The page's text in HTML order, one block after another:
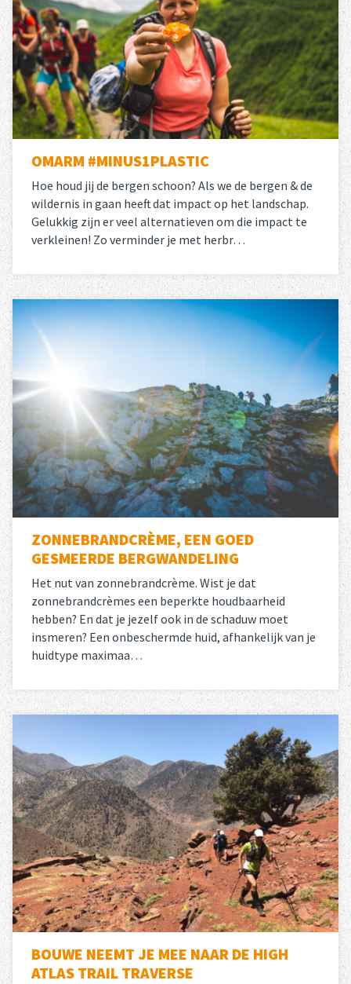
OMARM #MINUS1PLASTIC
Hoe houd jij de bergen schoon? Als we de bergen & de
wildernis in gaan heeft dat impact op het landschap.
Gelukkig zijn er veel alternatieven om die impact te
verkleinen! Zo verminder je met herbr…
over
ZONNEBRANDCRÈME, EEN GOED
GESMEERDE BERGWANDELING
Het nut van zonnebrandcrème. Wist je dat
zonnebrandcrèmes een beperkte houdbaarheid
hebben? En dat je jezelf ook in de schaduw moet
insmeren? Een onbeschermde huid, afhankelijk van je
huidtype maximaa…
over
BOUWE NEEMT JE MEE NAAR DE HIGH
ATLAS TRAIL TRAVERSE